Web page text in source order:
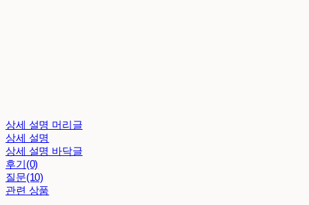
상세 설명 머리글
상세 설명
상세 설명 바닥글
후기(0)
질문(10)
관련 상품